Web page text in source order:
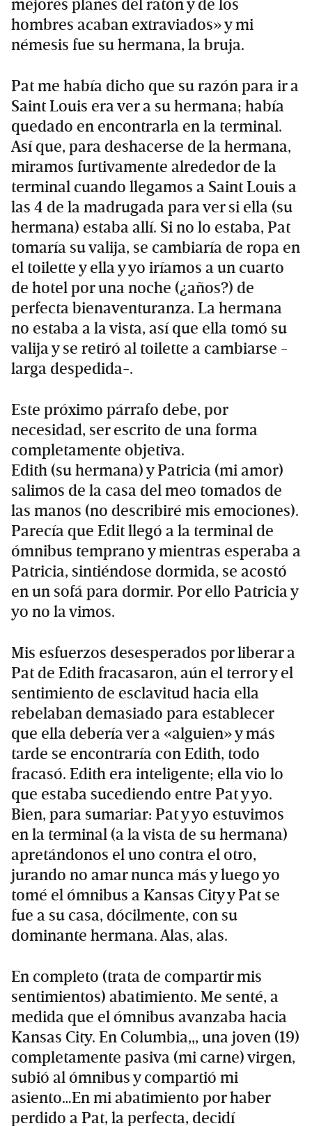
mejores planes del ratón y de los
hombres acaban extraviados» y mi
némesis fue su hermana, la bruja.
Pat me había dicho que su razón para ir a
Saint Louis era ver a su hermana; había
quedado en encontrarla en la terminal.
Así que, para deshacerse de la hermana,
miramos furtivamente alrededor de la
terminal cuando llegamos a Saint Louis a
las 4 de la madrugada para ver si ella (su
hermana) estaba allí. Si no lo estaba, Pat
tomaría su valija, se cambiaría de ropa en
el toilette y ella y yo iríamos a un cuarto
de hotel por una noche (¿años?) de
perfecta bienaventuranza. La hermana
no estaba a la vista, así que ella tomó su
valija y se retiró al toilette a cambiarse -
larga despedida-.
Este próximo párrafo debe, por
necesidad, ser escrito de una forma
completamente objetiva.
Edith (su hermana) y Patricia (mi amor)
salimos de la casa del meo tomados de
las manos (no describiré mis emociones).
Parecía que Edit llegó a la terminal de
ómnibus temprano y mientras esperaba a
Patricia, sintiéndose dormida, se acostó
en un sofá para dormir. Por ello Patricia y
yo no la vimos.
Mis esfuerzos desesperados por liberar a
Pat de Edith fracasaron, aún el terror y el
sentimiento de esclavitud hacia ella
rebelaban demasiado para establecer
que ella debería ver a «alguien» y más
tarde se encontraría con Edith, todo
fracasó. Edith era inteligente; ella vio lo
que estaba sucediendo entre Pat y yo.
Bien, para sumariar: Pat y yo estuvimos
en la terminal (a la vista de su hermana)
apretándonos el uno contra el otro,
jurando no amar nunca más y luego yo
tomé el ómnibus a Kansas City y Pat se
fue a su casa, dócilmente, con su
dominante hermana. Alas, alas.
En completo (trata de compartir mis
sentimientos) abatimiento. Me senté, a
medida que el ómnibus avanzaba hacia
Kansas City. En Columbia,,, una joven (19)
completamente pasiva (mi carne) virgen,
subió al ómnibus y compartió mi
asiento…En mi abatimiento por haber
perdido a Pat, la perfecta, decidí